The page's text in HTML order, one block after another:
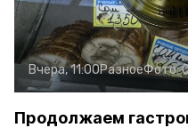
Вчера, 11:00РазноеФото:
Продолжаем